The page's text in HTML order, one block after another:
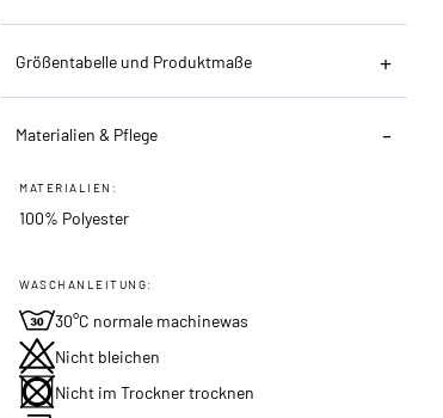
Größentabelle und Produktmaße
Materialien & Pflege
MATERIALIEN:
100% Polyester
WASCHANLEITUNG:
30°C normale machinewas
Nicht bleichen
Nicht im Trockner trocknen